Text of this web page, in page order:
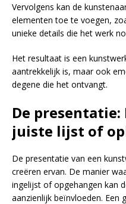
Vervolgens kan de
elementen toe te voegen,
unieke details die het werk
Het resultaat is een
aantrekkelijk is, maar ook
degene die het ontvangt.
De presentatie:
juiste lijst of
De presentatie van een
creëren ervan. De manier
ingelijst of opgehangen kan
aanzienlijk beïnvloeden. Een